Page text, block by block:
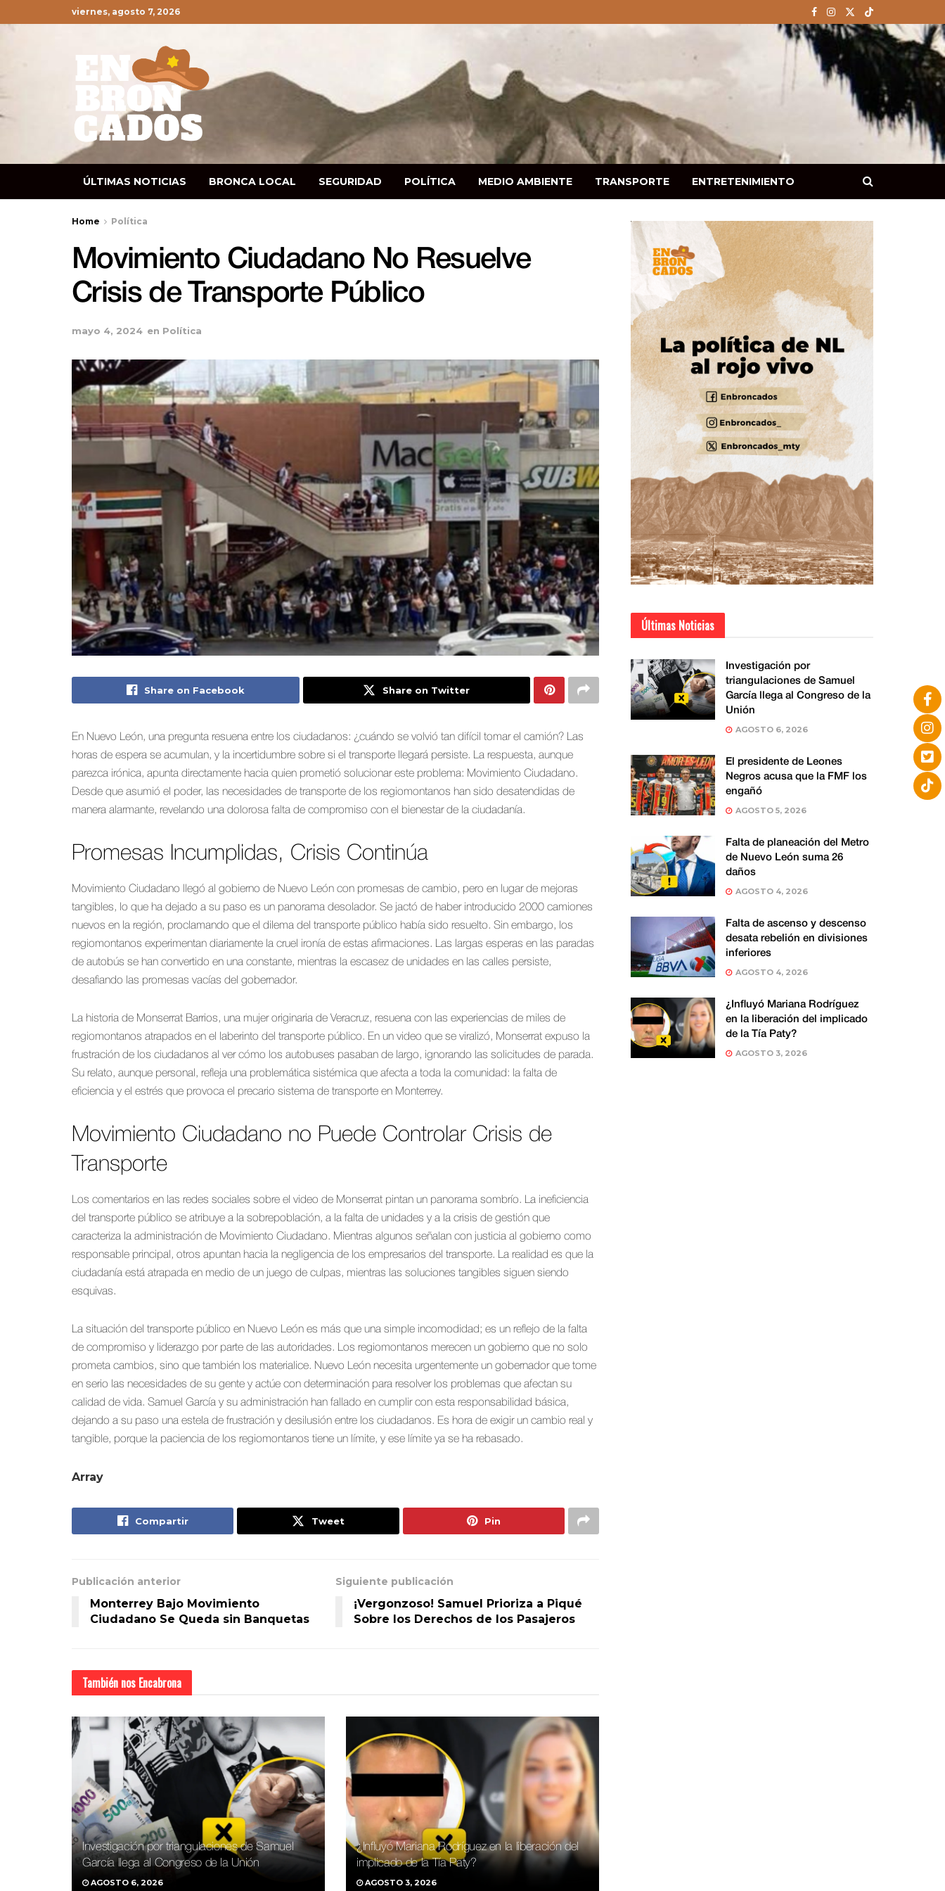
viernes, agosto 7, 2026
ÚLTIMAS NOTICIAS BRONCA LOCAL SEGURIDAD POLÍTICA MEDIO AMBIENTE TRANSPORTE ENTRETENIMIENTO
Home Política
Movimiento Ciudadano No Resuelve
Crisis de Transporte Público
mayo 4, 2024 en Política
Share on Facebook Share on Twitter
En Nuevo León, una pregunta resuena entre los ciudadanos: ¿cuándo se volvió tan difícil tomar el camión? Las
horas de espera se acumulan, y la incertidumbre sobre si el transporte llegará persiste. La respuesta, aunque
parezca irónica, apunta directamente hacia quien prometió solucionar este problema: Movimiento Ciudadano.
Desde que asumió el poder, las necesidades de transporte de los regiomontanos han sido desatendidas de
manera alarmante, revelando una dolorosa falta de compromiso con el bienestar de la ciudadanía.
Promesas Incumplidas, Crisis Continúa
Movimiento Ciudadano llegó al gobierno de Nuevo León con promesas de cambio, pero en lugar de mejoras
tangibles, lo que ha dejado a su paso es un panorama desolador. Se jactó de haber introducido 2000 camiones
nuevos en la región, proclamando que el dilema del transporte público había sido resuelto. Sin embargo, los
regiomontanos experimentan diariamente la cruel ironía de estas afirmaciones. Las largas esperas en las paradas
de autobús se han convertido en una constante, mientras la escasez de unidades en las calles persiste,
desafiando las promesas vacías del gobernador.
La historia de Monserrat Barrios, una mujer originaria de Veracruz, resuena con las experiencias de miles de
regiomontanos atrapados en el laberinto del transporte público. En un video que se viralizó, Monserrat expuso la
frustración de los ciudadanos al ver cómo los autobuses pasaban de largo, ignorando las solicitudes de parada.
Su relato, aunque personal, refleja una problemática sistémica que afecta a toda la comunidad: la falta de
eficiencia y el estrés que provoca el precario sistema de transporte en Monterrey.
Movimiento Ciudadano no Puede Controlar Crisis de
Transporte
Los comentarios en las redes sociales sobre el video de Monserrat pintan un panorama sombrío. La ineficiencia
del transporte público se atribuye a la sobrepoblación, a la falta de unidades y a la crisis de gestión que
caracteriza la administración de Movimiento Ciudadano. Mientras algunos señalan con justicia al gobierno como
responsable principal, otros apuntan hacia la negligencia de los empresarios del transporte. La realidad es que la
ciudadanía está atrapada en medio de un juego de culpas, mientras las soluciones tangibles siguen siendo
esquivas.
La situación del transporte público en Nuevo León es más que una simple incomodidad; es un reflejo de la falta
de compromiso y liderazgo por parte de las autoridades. Los regiomontanos merecen un gobierno que no solo
prometa cambios, sino que también los materialice. Nuevo León necesita urgentemente un gobernador que tome
en serio las necesidades de su gente y actúe con determinación para resolver los problemas que afectan su
calidad de vida. Samuel García y su administración han fallado en cumplir con esta responsabilidad básica,
dejando a su paso una estela de frustración y desilusión entre los ciudadanos. Es hora de exigir un cambio real y
tangible, porque la paciencia de los regiomontanos tiene un límite, y ese límite ya se ha rebasado.
Array
Compartir Tweet Pin
Publicación anterior
Monterrey Bajo Movimiento
Ciudadano Se Queda sin Banquetas
Siguiente publicación
¡Vergonzoso! Samuel Prioriza a Piqué
Sobre los Derechos de los Pasajeros
También nos Encabrona
Investigación por triangulaciones de Samuel
García llega al Congreso de la Unión
AGOSTO 6, 2026
¿Influyó Mariana Rodríguez en la liberación del
implicado de la Tía Paty?
AGOSTO 3, 2026
Últimas Noticias
Investigación por
triangulaciones de Samuel
García llega al Congreso de la
Unión
AGOSTO 6, 2026
El presidente de Leones
Negros acusa que la FMF los
engañó
AGOSTO 5, 2026
Falta de planeación del Metro
de Nuevo León suma 26
daños
AGOSTO 4, 2026
Falta de ascenso y descenso
desata rebelión en divisiones
inferiores
AGOSTO 4, 2026
¿Influyó Mariana Rodríguez
en la liberación del implicado
de la Tía Paty?
AGOSTO 3, 2026